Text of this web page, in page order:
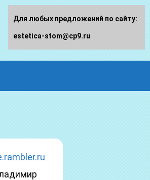
Для любых предложений по сайту:
estetica-stom@cp9.ru